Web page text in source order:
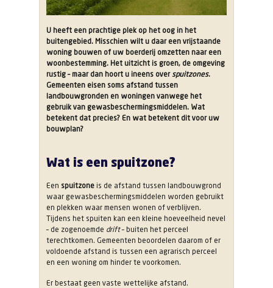
U heeft een prachtige plek op het oog in het
buitengebied. Misschien wilt u daar een vrijstaande
woning bouwen of uw boerderij omzetten naar een
woonbestemming. Het uitzicht is groen, de omgeving
rustig – maar dan hoort u ineens over spuitzones.
Gemeenten eisen soms afstand tussen
landbouwgronden en woningen vanwege het
gebruik van gewasbeschermingsmiddelen. Wat
betekent dat precies? En wat betekent dit voor uw
bouwplan?
Wat is een spuitzone?
Een spuitzone is de afstand tussen landbouwgrond
waar gewasbeschermingsmiddelen worden gebruikt
en plekken waar mensen wonen of verblijven.
Tijdens het spuiten kan een kleine hoeveelheid nevel
– de zogenoemde drift– buiten het perceel
terechtkomen. Gemeenten beoordelen daarom of er
voldoende afstand is tussen een agrarisch perceel
en een woning om hinder te voorkomen.
Er bestaat geen vaste wettelijke afstand.